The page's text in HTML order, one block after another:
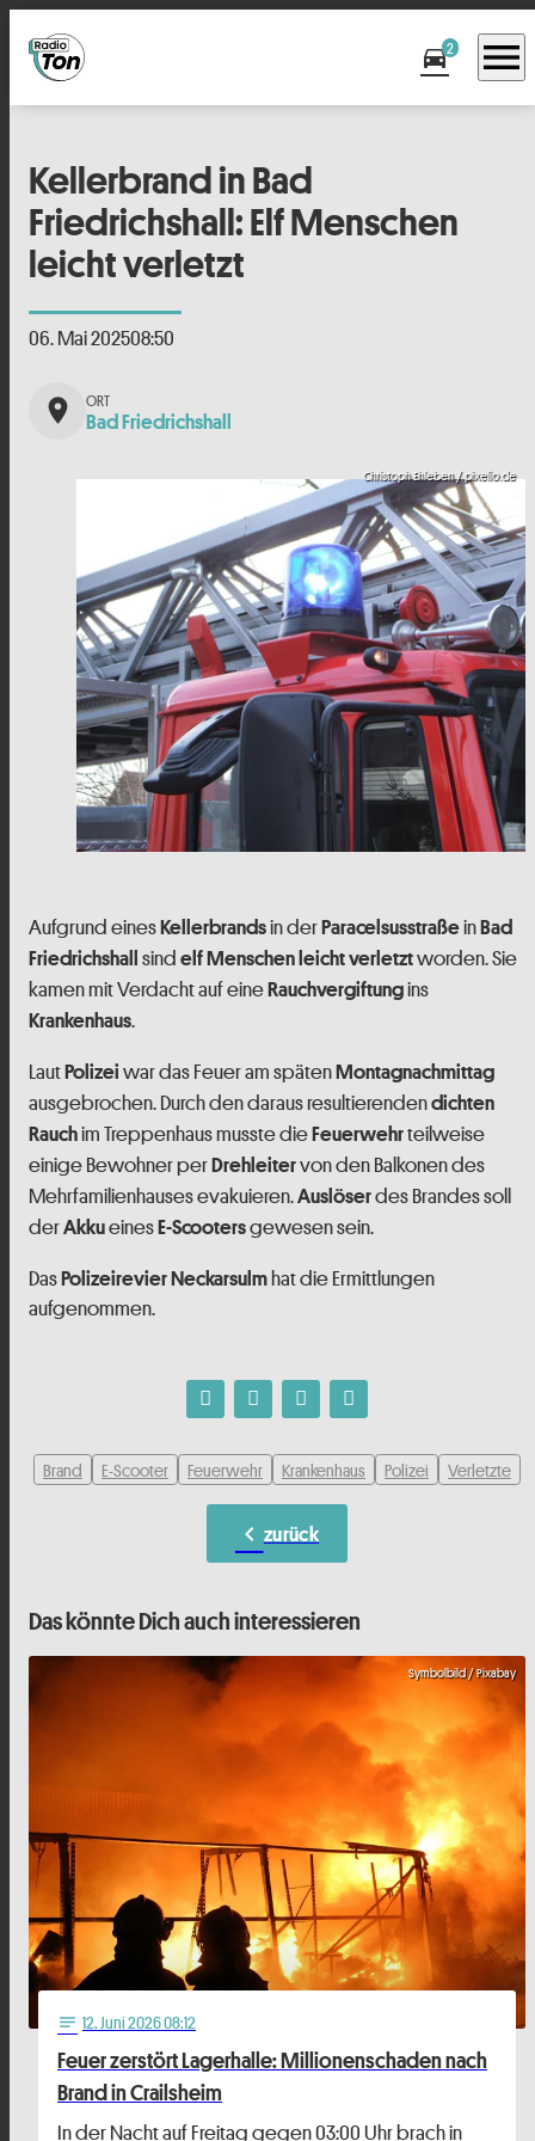
directions_car2 menu
Kellerbrand in Bad
Friedrichshall: Elf Menschen
leicht verletzt
06. Mai 202508:50
place Bad Friedrichshall
Christoph Ehleben / pixelio.de
Aufgrund einesKellerbrandsin derParacelsusstraßeinBad
Friedrichshall sind elf Menschen leicht verletztworden. Sie
kamen mit Verdacht auf eineRauchvergiftungins
Krankenhaus.
LautPolizei war das Feuer am spätenMontagnachmittag
ausgebrochen. Durch den daraus resultierendendichten
Rauchim Treppenhaus musste dieFeuerwehrteilweise
einige Bewohner perDrehleitervon den Balkonen des
Mehrfamilienhauses evakuieren.Auslöserdes Brandes soll
derAkkueinesE-Scootersgewesen sein.
DasPolizeirevier Neckarsulmhat die Ermittlungen
aufgenommen.
Brand E-Scooter Feuerwehr Krankenhaus Polizei Verletzte
chevron_left zurück
Das könnte Dich auch interessieren
Symbolbild / Pixabay
notes 12. Juni 2026 08:12
Feuer zerstört Lagerhalle: Millionenschaden nach
Brand in Crailsheim
In der Nacht auf Freitag gegen 03:00 Uhr brach in